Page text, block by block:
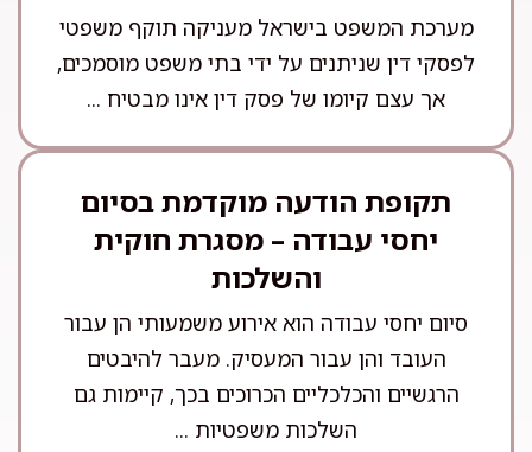
מערכת המשפט בישראל מעניקה תוקף משפטי
לפסקי דין שניתנים על ידי בתי משפט מוסמכים,
אך עצם קיומו של פסק דין אינו מבטיח ...
תקופת הודעה מוקדמת בסיום
יחסי עבודה – מסגרת חוקית
והשלכות
סיום יחסי עבודה הוא אירוע משמעותי הן עבור
העובד והן עבור המעסיק. מעבר להיבטים
הרגשיים והכלכליים הכרוכים בכך, קיימות גם
השלכות משפטיות ...